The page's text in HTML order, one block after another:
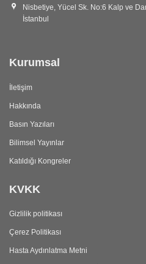
Nisbetiye, Yücel Sk. No:6 Kalp ve
İstanbul
Kurumsal
İletişim
Hakkında
Basın Yazıları
Bilimsel Yayınlar
Katıldığı Kongreler
KVKK
Gizlilik politikası
Çerez Politikası
Hasta Aydınlatma Metni